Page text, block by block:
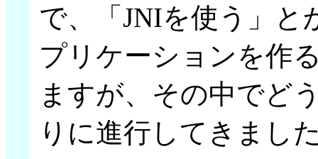
で、「JNIを使う」
プリケーションを作
ますが、その中でど
りに進行してきまし